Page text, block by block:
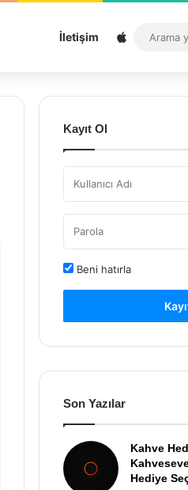
İletişim Sitemap
Kayıt Ol
Beni hatırla
Son Yazılar
Kahve
Hediye